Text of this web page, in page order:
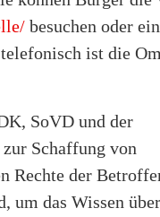
besuchen oder
ist die
SoVD und der
Schaffung von
Rechte der
um das Wissen